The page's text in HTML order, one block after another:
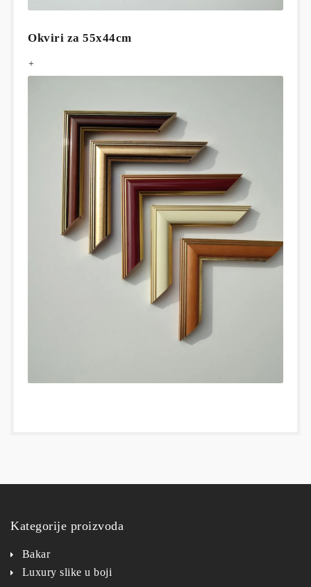
Okviri za 55x44cm
+
Kategorije proizvoda
Bakar
Luxury slike u boji